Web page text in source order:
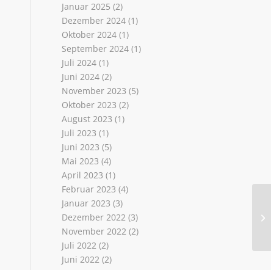
Januar 2025 (2)
Dezember 2024 (1)
Oktober 2024 (1)
September 2024 (1)
Juli 2024 (1)
Juni 2024 (2)
November 2023 (5)
Oktober 2023 (2)
August 2023 (1)
Juli 2023 (1)
Juni 2023 (5)
Mai 2023 (4)
April 2023 (1)
Februar 2023 (4)
Januar 2023 (3)
Dezember 2022 (3)
November 2022 (2)
Juli 2022 (2)
Juni 2022 (2)